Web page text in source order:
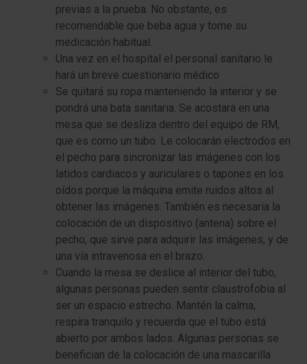
previas a la prueba. No obstante, es
recomendable que beba agua y tome su
medicación habitual.
Una vez en el hospital el personal sanitario le
hará un breve cuestionario médico
Se quitará su ropa manteniendo la interior y se
pondrá una bata sanitaria. Se acostará en una
mesa que se desliza dentro del equipo de RM,
que es como un tubo. Le colocarán electrodos en
el pecho para sincronizar las imágenes con los
latidos cardiacos y auriculares o tapones en los
oídos porque la máquina emite ruidos altos al
obtener las imágenes. También es necesaria la
colocación de un dispositivo (antena) sobre el
pecho, que sirve para adquirir las imágenes, y de
una vía intravenosa en el brazo.
Cuando la mesa se deslice al interior del tubo,
algunas personas pueden sentir claustrofobia al
ser un espacio estrecho. Mantén la calma,
respira tranquilo y recuerda que el tubo está
abierto por ambos lados. Algunas personas se
benefician de la colocación de una mascarilla